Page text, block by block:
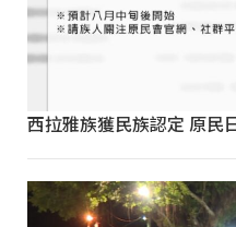
西拉雅族獲民族認定 原民